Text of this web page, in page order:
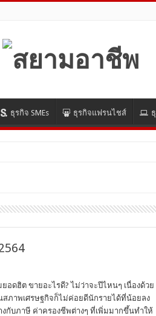
ธุรกิจ SMEs ธุรกิจแฟรนไชส์
มีอะไรบ้าง มาดูกัน!
อดฮิต ขายอะไรดี? ไม่ว่าจะปีไหนๆ เนื่องด้วย
สภาพเศรษฐกิจก็ไม่ค่อยดีนักรายได้ที่น้อยลง
งกับภาษี ค่าครองชีพต่างๆ ที่เพิ่มมากขึ้นทำให้